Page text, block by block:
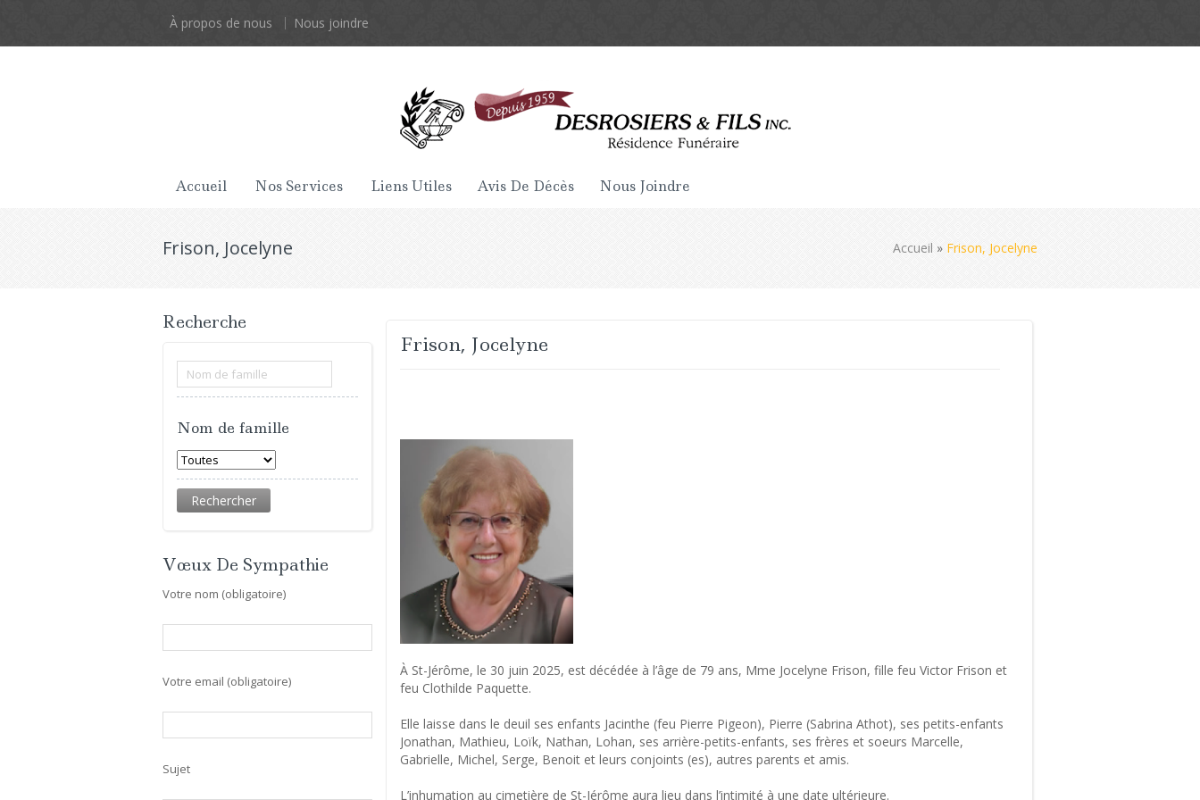
À propos de nous Nous joindre
Accueil Nos Services Liens Utiles Avis De Décès Nous Joindre
Frison, Jocelyne Accueil » Frison, Jocelyne
Frison, Jocelyne
À St-Jérôme, le 30 juin 2025, est décédée à l’âge de 79 ans, Mme Jocelyne Frison, fille feu Victor Frison et
feu Clothilde Paquette.
Elle laisse dans le deuil ses enfants Jacinthe (feu Pierre Pigeon), Pierre (Sabrina Athot), ses petits-enfants
Jonathan, Mathieu, Loïk, Nathan, Lohan, ses arrière-petits-enfants, ses frères et soeurs Marcelle,
Gabrielle, Michel, Serge, Benoit et leurs conjoints (es), autres parents et amis.
L’inhumation au cimetière de St-Jérôme aura lieu dans l’intimité à une date ultérieure.
Recherche
Nom de famille
Vœux De Sympathie
Votre nom (obligatoire)
Votre email (obligatoire)
Sujet